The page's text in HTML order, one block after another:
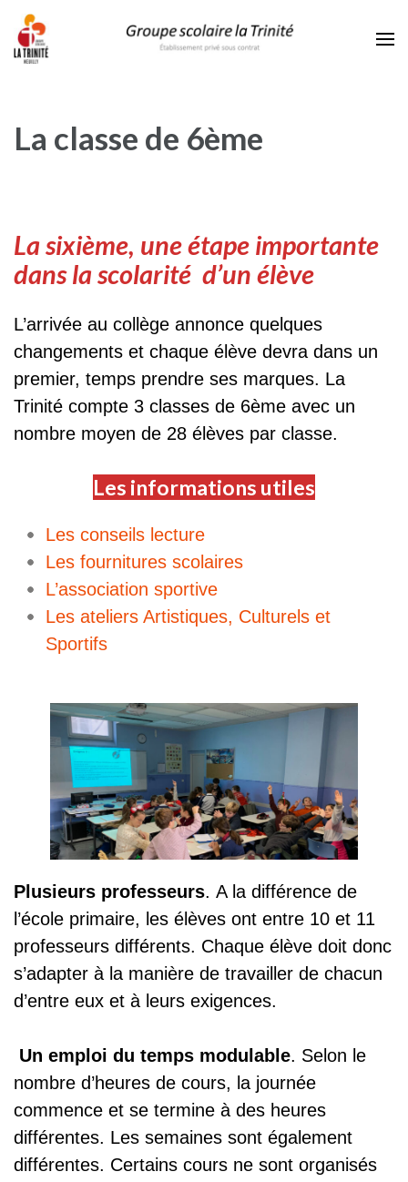
La classe de 6ème
La sixième, une étape importante
dans la scolarité d’un élève
L’arrivée au collège annonce quelques
changements et chaque élève devra dans un
premier, temps prendre ses marques. La
Trinité compte 3 classes de 6ème avec un
nombre moyen de 28 élèves par classe.
Les informations utiles
Les conseils lecture
Les fournitures scolaires
L’association sportive
Les ateliers Artistiques, Culturels et
Sportifs
Plusieurs professeurs. A la différence de
l’école primaire, les élèves ont entre 10 et 11
professeurs différents. Chaque élève doit donc
s’adapter à la manière de travailler de chacun
d’entre eux et à leurs exigences.
Un emploi du temps modulable. Selon le
nombre d’heures de cours, la journée
commence et se termine à des heures
différentes. Les semaines sont également
différentes. Certains cours ne sont organisés